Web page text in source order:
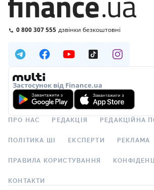
0 800 307 555 дзвінки безкоштовні
Застосунок від Finance.ua
ПРО НАС РЕДАКЦІЯ РЕДАКЦІЙНА
ПОЛІТИКА ШІ ЕКСПЕРТИ РЕКЛАМА
ПРАВИЛА КОРИСТУВАННЯ
КОНТАКТИ